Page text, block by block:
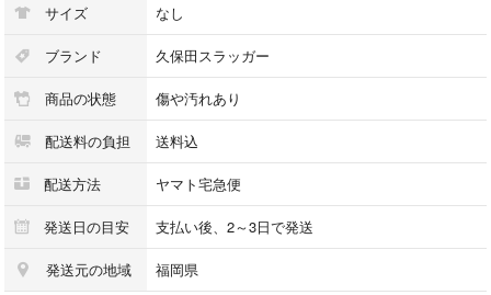
サイズ なし
ブランド 久保田スラッガー
商品の状態 傷や汚れあり
配送料の負担 送料込
配送方法 ヤマト宅急便
発送日の目安 支払い後、2～3日で発送
発送元の地域 福岡県